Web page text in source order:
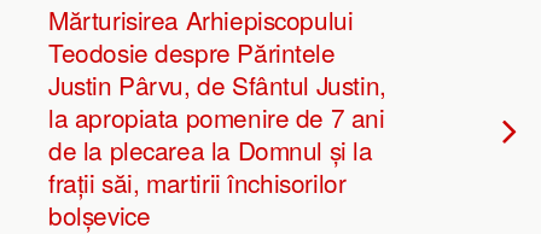
Mărturisirea Arhiepiscopului
Teodosie despre Părintele
Justin Pârvu, de Sfântul Justin,
la apropiata pomenire de 7 ani
de la plecarea la Domnul și la
frații săi, martirii închisorilor
bolșevice